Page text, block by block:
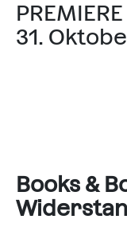
PREMIERE
31.
Books &